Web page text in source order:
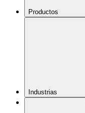
Productos
Industrias